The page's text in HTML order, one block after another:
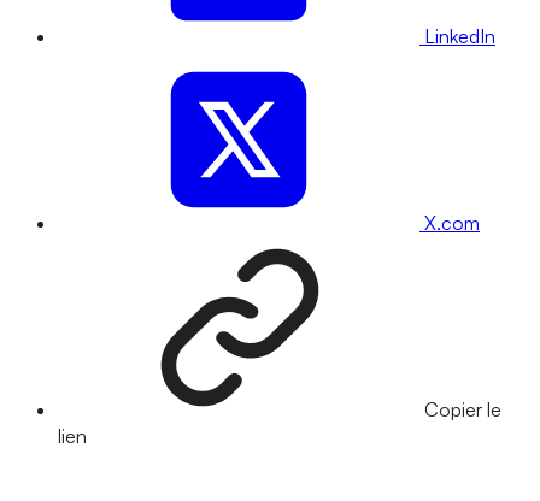
LinkedIn
X.com
Copier le
lien